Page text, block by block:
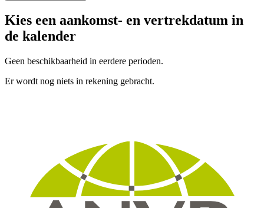
Kies een aankomst- en vertrekdatum in
de kalender
Geen beschikbaarheid in eerdere perioden.
Er wordt nog niets in rekening gebracht.